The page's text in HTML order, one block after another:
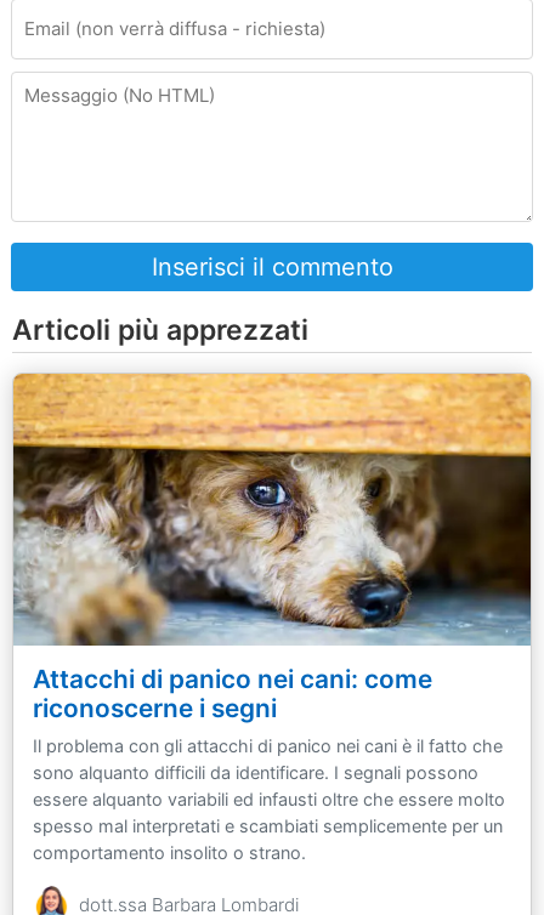
Inserisci il commento
Articoli più apprezzati
Attacchi di panico nei cani: come
riconoscerne i segni
Il problema con gli attacchi di panico nei cani è il fatto che
sono alquanto difficili da identificare. I segnali possono
essere alquanto variabili ed infausti oltre che essere molto
spesso mal interpretati e scambiati semplicemente per un
comportamento insolito o strano.
dott.ssa Barbara Lombardi